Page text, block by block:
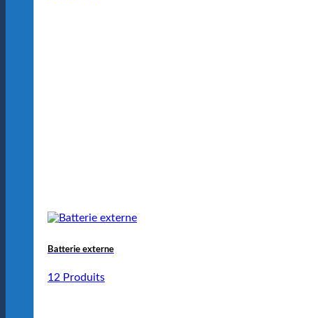
Batterie externe
12 Produits